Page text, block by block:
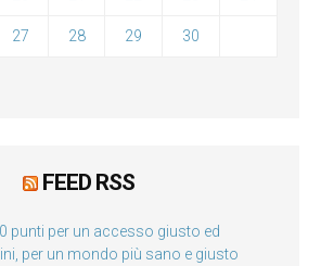
27 28 29 30
FEED RSS
punti per un accesso giusto ed
per un mondo più sano e giusto